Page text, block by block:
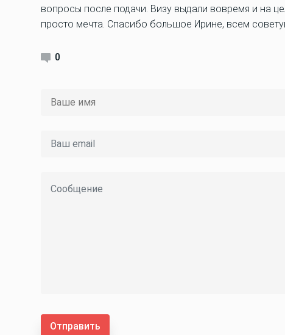
вопросы после подачи. Визу выдали вовремя и на
просто мечта. Спасибо большое Ирине, всем
0
Отправить